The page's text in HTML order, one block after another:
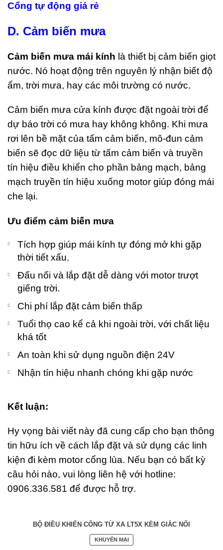
Cổng tự động giá rẻ
D. Cảm biến mưa
Cảm biến mưa mái kính là thiết bị cảm biến giọt
nước. Nó hoạt động trên nguyên lý nhận biết độ
ẩm, trời mưa, hay các môi trường có nước.
Cảm biến mưa cửa kính được đặt ngoài trời để
dự báo trời có mưa hay không không. Khi mưa
rơi lên bề mặt của tấm cảm biến, mô-đun cảm
biến sẽ đọc dữ liệu từ tấm cảm biến và truyền
tín hiệu điều khiển cho phần bảng mạch, bảng
mạch truyền tín hiệu xuống motor giúp đóng mái
che lại.
Ưu điểm cảm biến mưa
Tích hợp giúp mái kính tự đóng mở khi gặp
thời tiết xấu.
Đấu nối và lắp đặt dễ dàng với motor trượt
giếng trời.
Chi phí lắp đặt cảm biến thấp
Tuổi thọ cao kể cả khi ngoài trời, với chất liệu
khá tốt
An toàn khi sử dụng nguồn điện 24V
Nhận tín hiệu nhanh chóng khi gặp nước
Kết luận:
Hy vọng bài viết này đã cung cấp cho bạn thông
tin hữu ích về cách lắp đặt và sử dụng các linh
kiện đi kèm motor cổng lùa. Nếu bạn có bất kỳ
câu hỏi nào, vui lòng liên hệ với hotline:
0906.336.581 để được hỗ trợ.
BỘ ĐIỀU KHIỂN CỔNG TỪ XA LT5X KÈM GIẮC NỐI
KHUYẾN MẠISẢN
PHẨM